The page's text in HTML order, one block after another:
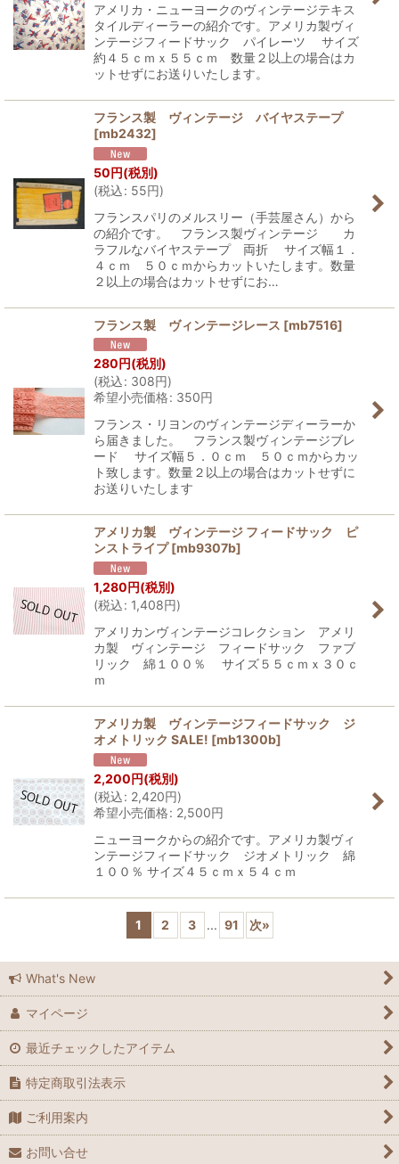
アメリカ・ニューヨークのヴィンテージテキス
タイルディーラーの紹介です。アメリカ製ヴィ
ンテージフィードサック パイレーツ サイズ
約４５ｃｍｘ５５ｃｍ 数量２以上の場合はカ
ットせずにお送りいたします。
フランス製 ヴィンテージ バイヤステープ
[mb2432]
50円(税別)
(税込: 55円)
フランスパリのメルスリー（手芸屋さん）から
の紹介です。 フランス製ヴィンテージ カ
ラフルなバイヤステープ 両折 サイズ幅１．
４ｃｍ ５０ｃｍからカットいたします。数量
２以上の場合はカットせずにお…
フランス製 ヴィンテージレース [mb7516]
280円(税別)
(税込: 308円)
希望小売価格: 350円
フランス・リヨンのヴィンテージディーラーか
ら届きました。 フランス製ヴィンテージブレ
ード サイズ幅５．０ｃｍ ５０ｃｍからカッ
ト致します。数量２以上の場合はカットせずに
お送りいたします
アメリカ製 ヴィンテージ フィードサック ピ
ンストライプ [mb9307b]
1,280円(税別)
(税込: 1,408円)
アメリカンヴィンテージコレクション アメリ
カ製 ヴィンテージ フィードサック ファブ
リック 綿１００％ サイズ５５ｃｍｘ３０ｃ
ｍ
アメリカ製 ヴィンテージフィードサック ジ
オメトリック SALE! [mb1300b]
2,200円(税別)
(税込: 2,420円)
希望小売価格: 2,500円
ニューヨークからの紹介です。アメリカ製ヴィ
ンテージフィードサック ジオメトリック 綿
１００％ サイズ４５ｃｍｘ５４ｃｍ
1 2 3 ... 91 次»
What's New
マイページ
最近チェックしたアイテム
特定商取引法表示
ご利用案内
お問い合せ